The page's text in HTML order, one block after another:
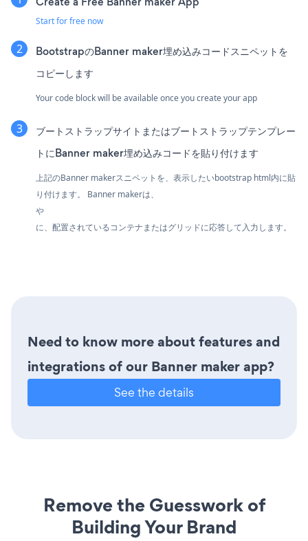
Start for free now
BootstrapのBanner maker埋め込みコードスニペットを
コピーします
Your code block will be available once you create your app
ブートストラップサイトまたはブートストラップテンプレー
トにBanner maker埋め込みコードを貼り付けます
上記のBanner makerスニペットを、表示したいbootstrap html内に貼
り付けます。 Banner makerは、
や
に、配置されているコンテナまたはグリッドに応答して入力します。
Need to know more about features and
integrations of our Banner maker app?
See the details
Remove the Guesswork of
Building Your Brand